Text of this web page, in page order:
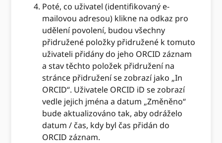
Poté, co uživatel (identifikovaný e-
mailovou adresou) klikne na odkaz pro
udělení povolení, budou všechny
přidružené položky přidružené k tomuto
uživateli přidány do jeho ORCID záznam
a stav těchto položek přidružení na
stránce přidružení se zobrazí jako „In
ORCID“. Uživatele ORCID iD se zobrazí
vedle jejich jména a datum „Změněno“
bude aktualizováno tak, aby odráželo
datum / čas, kdy byl čas přidán do
ORCID záznam.